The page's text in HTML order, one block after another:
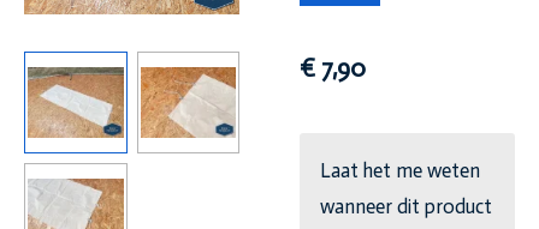
€ 7,90
Laat het me weten
wanneer dit product